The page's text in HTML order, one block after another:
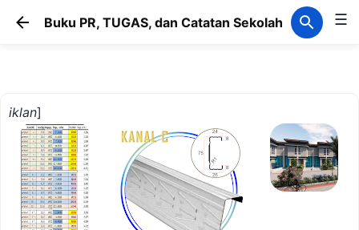
Langsung ke konten utama
Buku PR, TUGAS, dan Catatan Sekolah ☰
iklan]